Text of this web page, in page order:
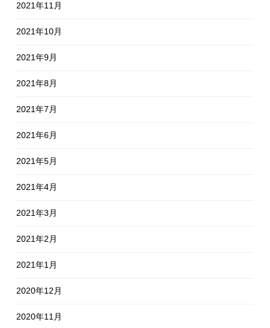
2021年11月
2021年10月
2021年9月
2021年8月
2021年7月
2021年6月
2021年5月
2021年4月
2021年3月
2021年2月
2021年1月
2020年12月
2020年11月